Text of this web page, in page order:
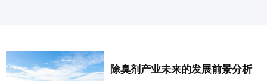
除臭剂产业未来的发展前景分析